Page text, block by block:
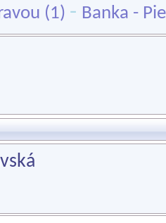
(1) - Banka -